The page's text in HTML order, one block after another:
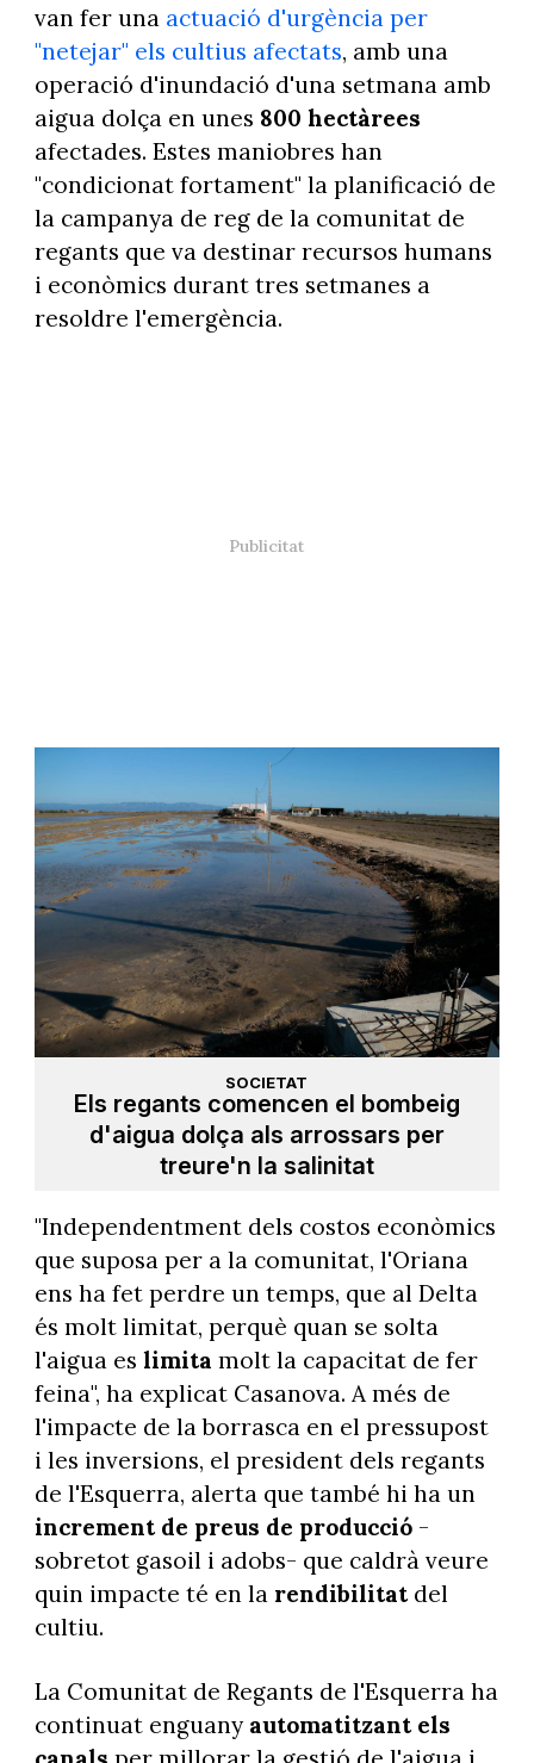
van fer una actuació d'urgència per
"netejar" els cultius afectats, amb una
operació d'inundació d'una setmana amb
aigua dolça en unes 800 hectàrees
afectades. Estes maniobres han
"condicionat fortament" la planificació de
la campanya de reg de la comunitat de
regants que va destinar recursos humans
i econòmics durant tres setmanes a
resoldre l'emergència.
SOCIETAT
Els regants comencen el bombeig
d'aigua dolça als arrossars per
treure'n la salinitat
"Independentment dels costos econòmics
que suposa per a la comunitat, l'Oriana
ens ha fet perdre un temps, que al Delta
és molt limitat, perquè quan se solta
l'aigua es limita molt la capacitat de fer
feina", ha explicat Casanova. A més de
l'impacte de la borrasca en el pressupost
i les inversions, el president dels regants
de l'Esquerra, alerta que també hi ha un
increment de preus de producció-
sobretot gasoil i adobs- que caldrà veure
quin impacte té en la rendibilitat del
cultiu.
La Comunitat de Regants de l'Esquerra ha
continuat enguany automatitzant els